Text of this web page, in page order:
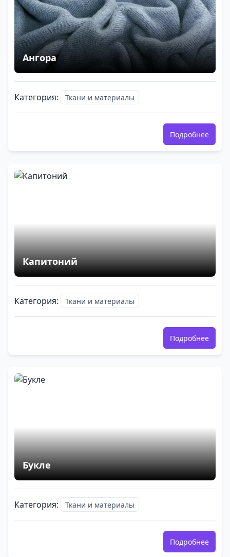
Ангора
Категория: Ткани и материалы
Подробнее
Капитоний
Категория: Ткани и материалы
Подробнее
Букле
Категория: Ткани и материалы
Подробнее